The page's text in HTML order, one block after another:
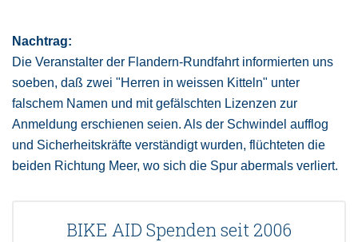
Nachtrag:
Die Veranstalter der Flandern-Rundfahrt informierten uns
soeben, daß zwei "Herren in weissen Kitteln" unter
falschem Namen und mit gefälschten Lizenzen zur
Anmeldung erschienen seien. Als der Schwindel aufflog
und Sicherheitskräfte verständigt wurden, flüchteten die
beiden Richtung Meer, wo sich die Spur abermals verliert.
BIKE AID Spenden seit 2006